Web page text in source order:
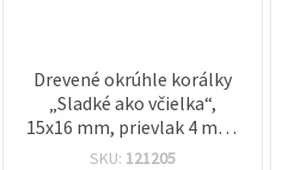
Drevené okrúhle korálky
„Sladké ako včielka“,
15x16 mm, prievlak 4 mm,
biela a žltá – 10 ks
SKU: 121205